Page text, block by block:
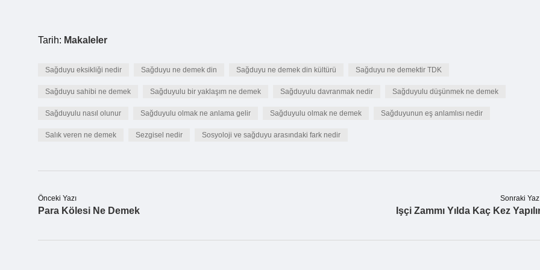
Tarih: Makaleler
Sağduyu eksikliği nedir Sağduyu ne demek din Sağduyu ne demek din kültürü Sağduyu ne demektir TDK
Sağduyu sahibi ne demek Sağduyulu bir yaklaşım ne demek Sağduyulu davranmak nedir Sağduyulu düşünmek ne demek
Sağduyulu nasıl olunur Sağduyulu olmak ne anlama gelir Sağduyulu olmak ne demek Sağduyunun eş anlamlısı nedir
Salık veren ne demek Sezgisel nedir Sosyoloji ve sağduyu arasındaki fark nedir
Önceki Yazı
Para Kölesi Ne Demek
Sonraki
Işçi Zammı Yılda Kaç Kez